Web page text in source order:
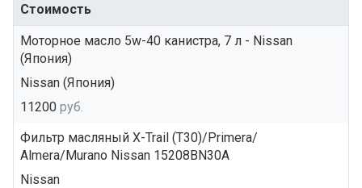
Стоимость
Моторное масло 5w-40 канистра, 7 л - Nissan
(Япония)
Nissan (Япония)
11200 руб.
Фильтр масляный X-Trail (T30)/Primera/
Almera/Murano Nissan 15208BN30A
Nissan